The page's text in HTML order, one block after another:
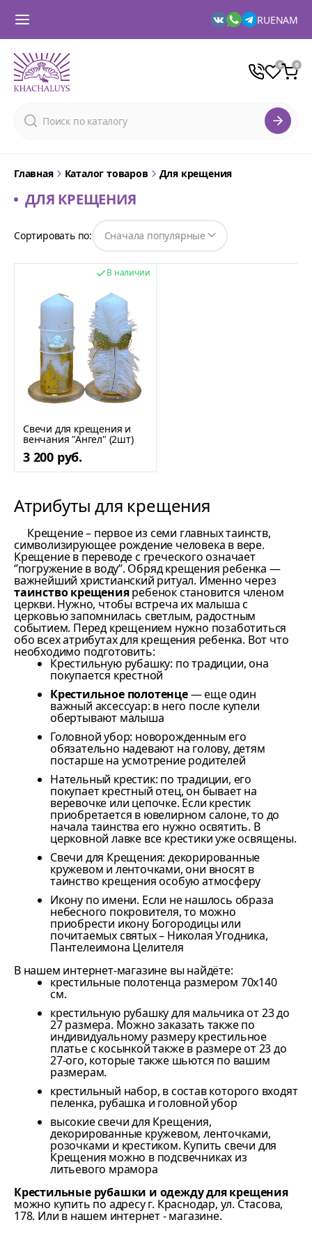
RUENAM
Главная Каталог товаров Для крещения
ДЛЯ КРЕЩЕНИЯ
Сортировать по:
В наличии
Свечи для крещения и
венчания "Ангел" (2шт)
3 200 руб.
Атрибуты для крещения
Крещение – первое из семи главных таинств,
символизирующее рождение человека в вере.
Крещение в переводе с греческого означает
‘’погружение в воду’’. Обряд крещения ребенка —
важнейший христианский ритуал. Именно через
таинство крещенияребенок становится членом
церкви. Нужно, чтобы встреча их малыша с
церковью запомнилась светлым, радостным
событием. Перед крещением нужно позаботиться
обо всех атрибутах для крещения ребенка. Вот что
необходимо подготовить:
Крестильную рубашку: по традиции, она
покупается крестной
Крестильное полотенце— еще один
важный аксессуар: в него после купели
обертывают малыша
Головной убор: новорожденным его
обязательно надевают на голову, детям
постарше на усмотрение родителей
Нательный крестик: по традиции, его
покупает крестный отец, он бывает на
веревочке или цепочке. Если крестик
приобретается в ювелирном салоне, то до
начала таинства его нужно освятить. В
церковной лавке все крестики уже освящены.
Свечи для Крещения: декорированные
кружевом и ленточками, они вносят в
таинство крещения особую атмосферу
Икону по имени. Если не нашлось образа
небесного покровителя, то можно
приобрести икону Богородицы или
почитаемых святых – Николая Угодника,
Пантелеимона Целителя
В нашем интернет-магазине вы найдёте:
крестильные полотенца размером 70х140
см.
крестильную рубашку для мальчика от 23 до
27 размера. Можно заказать также по
индивидуальному размеру крестильное
платье с косынкой также в размере от 23 до
27-ого, которые также шьются по вашим
размерам.
крестильный набор, в состав которого входят
пеленка, рубашка и головной убор
высокие свечи для Крещения,
декорированные кружевом, ленточками,
розочками и крестиком. Купить свечи для
Крещения можно в подсвечниках из
литьевого мрамора
Крестильные рубашки и одежду для крещения
можно купить по адресу г. Краснодар, ул. Стасова,
178. Или в нашем интернет - магазине.